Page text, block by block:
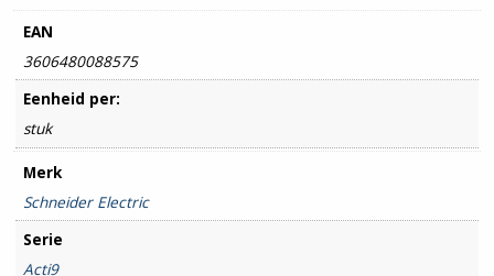
EAN
3606480088575
Eenheid per:
stuk
Merk
Schneider Electric
Serie
Acti9